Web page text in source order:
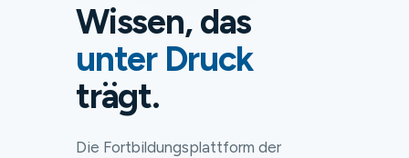
Wissen, das
unter Druck
trägt.
Die Fortbildungsplattform der